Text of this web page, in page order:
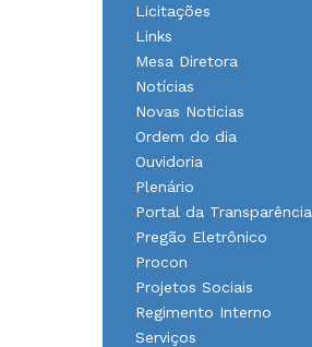
Licitações
Links
Mesa Diretora
Notícias
Novas Noticias
Ordem do dia
Ouvidoria
Plenário
Portal da Transparência
Pregão Eletrônico
Procon
Projetos Sociais
Regimento Interno
Serviços